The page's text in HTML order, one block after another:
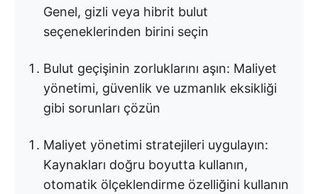
Genel, gizli veya hibrit bulut
seçeneklerinden birini seçin
Bulut geçişinin zorluklarını aşın: Maliyet
yönetimi, güvenlik ve uzmanlık eksikliği
gibi sorunları çözün
Maliyet yönetimi stratejileri uygulayın:
Kaynakları doğru boyutta kullanın,
otomatik ölçeklendirme özelliğini kullanın